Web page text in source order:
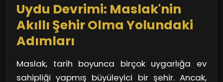
dünyadan saklanamaz hale geldi.
Uydu Devrimi: Maslak'nin
Akıllı Şehir Olma Yolundaki
Adımları
Maslak, tarih boyunca birçok uygarlığa ev
sahipliği yapmış büyüleyici bir şehir. Ancak,